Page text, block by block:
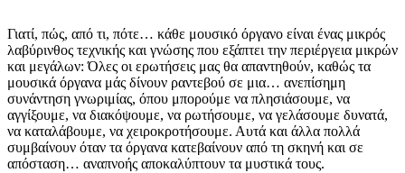
Γιατί, πώς, από τι, πότε… κάθε μουσικό όργανο είναι ένας μικρός
λαβύρινθος τεχνικής και γνώσης που εξάπτει την περιέργεια μικρών
και μεγάλων: Όλες οι ερωτήσεις μας θα απαντηθούν, καθώς τα
μουσικά όργανα μάς δίνουν ραντεβού σε μια… ανεπίσημη
συνάντηση γνωριμίας, όπου μπορούμε να πλησιάσουμε, να
αγγίξουμε, να διακόψουμε, να ρωτήσουμε, να γελάσουμε δυνατά,
να καταλάβουμε, να χειροκροτήσουμε. Αυτά και άλλα πολλά
συμβαίνουν όταν τα όργανα κατεβαίνουν από τη σκηνή και σε
απόσταση… αναπνοής αποκαλύπτουν τα μυστικά τους.